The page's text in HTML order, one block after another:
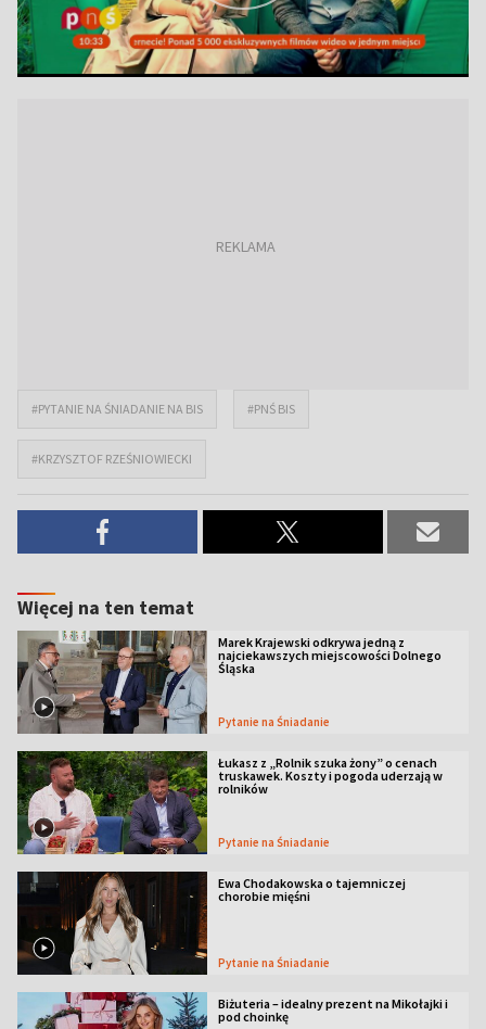
#PYTANIE NA ŚNIADANIE NA BIS #PNŚ BIS
#KRZYSZTOF RZEŚNIOWIECKI
Więcej na ten temat
Marek Krajewski odkrywa jedną z
najciekawszych miejscowości Dolnego
Śląska
Pytanie na Śniadanie
Łukasz z „Rolnik szuka żony” o cenach
truskawek. Koszty i pogoda uderzają w
rolników
Pytanie na Śniadanie
Ewa Chodakowska o tajemniczej
chorobie mięśni
Pytanie na Śniadanie
Biżuteria – idealny prezent na Mikołajki i
pod choinkę